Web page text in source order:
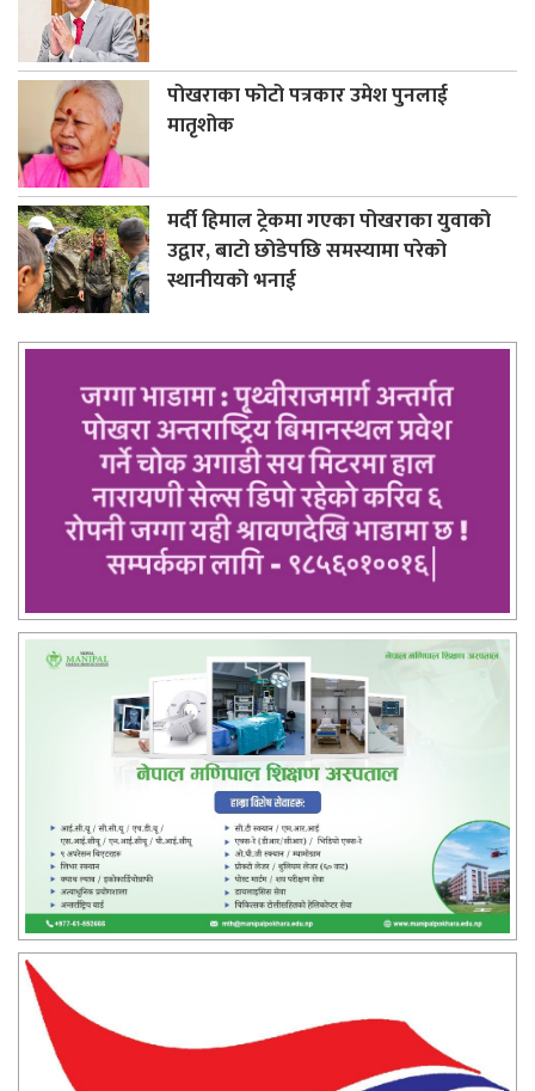
पोखराका फोटो पत्रकार उमेश पुनलाई
मातृशोक
मर्दी हिमाल ट्रेकमा गएका पोखराका युवाको
उद्वार, बाटो छोडेपछि समस्यामा परेको
स्थानीयको भनाई